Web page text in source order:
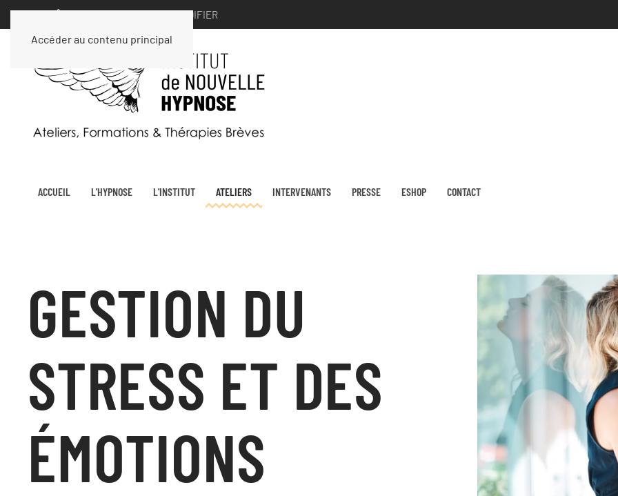
Accéder au contenu principal
VOUS ÊTES UN PARTICULIER ∣MODIFIER
ACCUEIL L'HYPNOSE L'INSTITUT ATELIERS INTERVENANTS PRESSE ESHOP CONTACT
GESTION DU
STRESS ET DES
ÉMOTIONS